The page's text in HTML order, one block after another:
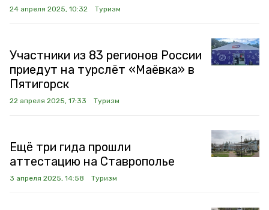
24 апреля 2025, 10:32 Туризм
Участники из 83 регионов России
приедут на турслёт «Маёвка» в
Пятигорск
22 апреля 2025, 17:33 Туризм
Ещё три гида прошли
аттестацию на Ставрополье
3 апреля 2025, 14:58 Туризм